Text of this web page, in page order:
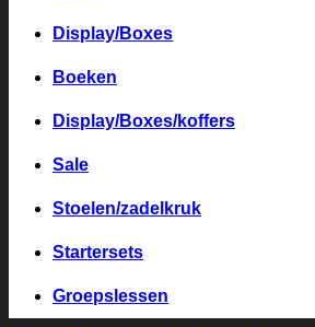
Display/Boxes
Boeken
Display/Boxes/koffers
Sale
Stoelen/zadelkruk
Startersets
Groepslessen